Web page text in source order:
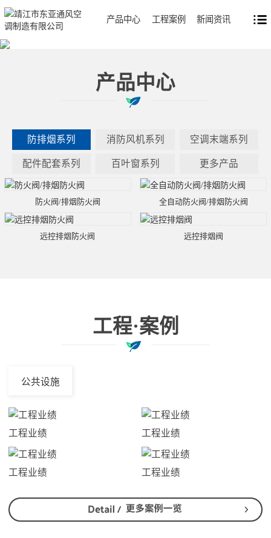
产品中心 工程案例 新闻资讯
产品中心
防排烟系列 消防风机系列 空调末端系列
配件配套系列 百叶窗系列 更多产品
防火阀/排烟防火阀 全自动防火阀/排烟防火阀
远控排烟防火阀 远控排烟阀
工程·案例
公共设施
工程业绩 工程业绩
工程业绩 工程业绩